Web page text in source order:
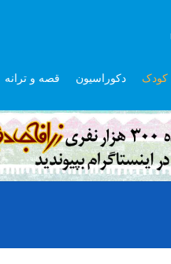
کودک دکوراسیون قصه و ترانه